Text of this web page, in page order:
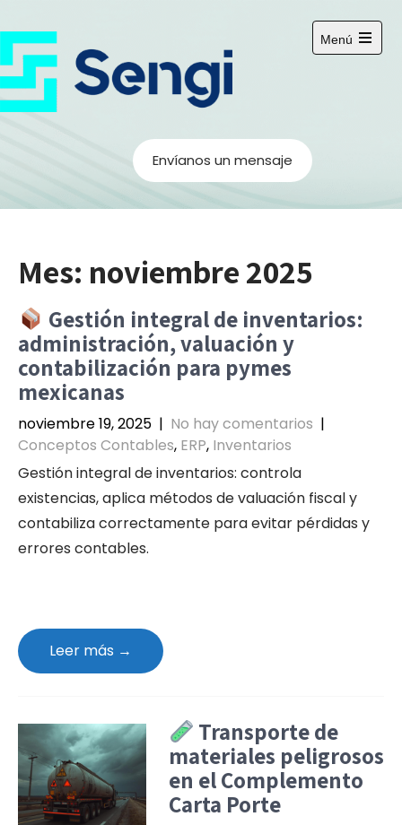
a
t
a
r
o
Envíanos un mensaje
Menú
A
p
l
Mes: noviembre 2025
Gestión integral de inventarios:
administración, valuación y
contabilización para pymes
mexicanas
noviembre 19, 2025 | No hay comentarios |
Conceptos Contables, ERP, Inventarios
Gestión integral de inventarios: controla
existencias, aplica métodos de valuación fiscal y
contabiliza correctamente para evitar pérdidas y
errores contables.
Leer más →
Transporte de
materiales peligrosos
en el Complemento
Carta Porte